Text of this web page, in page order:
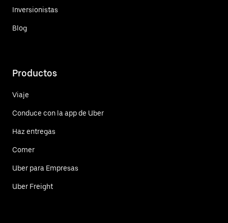
Inversionistas
Blog
Productos
Viaje
Conduce con la app de Uber
Haz entregas
Comer
Uber para Empresas
Uber Freight